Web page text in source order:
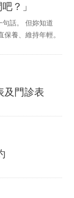
？」
話。 但妳知道
養、維持年輕。
及門診表